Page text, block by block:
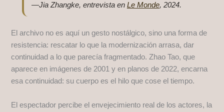
—Jia Zhangke, entrevista en Le Monde, 2024.
El archivo no es aquí un gesto nostálgico, sino una forma de
resistencia: rescatar lo que la modernización arrasa, dar
continuidad a lo que parecía fragmentado. Zhao Tao, que
aparece en imágenes de 2001 y en planos de 2022, encarna
esa continuidad: su cuerpo es el hilo que cose el tiempo.
El espectador percibe el envejecimiento real de los actores, la